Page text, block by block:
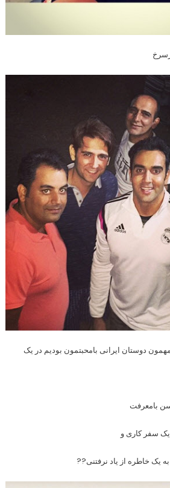
دوستان ایرانی بامحبتمون بودیم در یک
بامعرفت
سفر کاری و
یک خاطره از یاد نرفتنی??